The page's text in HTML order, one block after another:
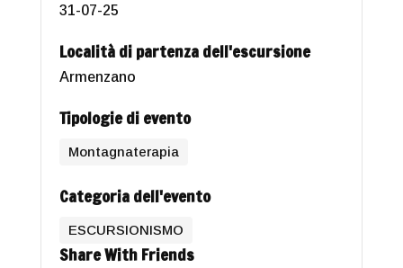
31-07-25
Località di partenza dell'escursione
Armenzano
Tipologie di evento
Montagnaterapia
Categoria dell'evento
ESCURSIONISMO
Share With Friends